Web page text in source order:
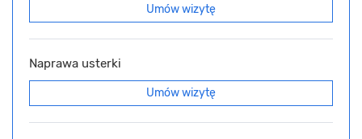
Umów wizytę
Naprawa usterki
Umów wizytę